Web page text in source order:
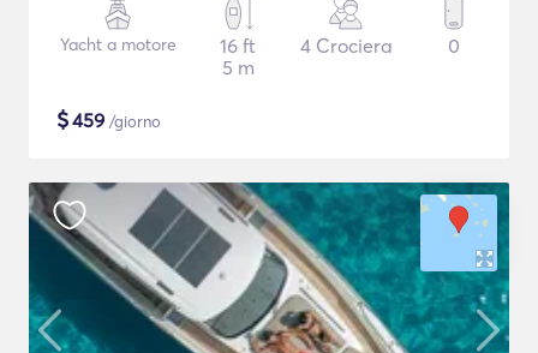
Yacht a motore
16 ft
5 m
4 Crociera 0
$459 /giorno